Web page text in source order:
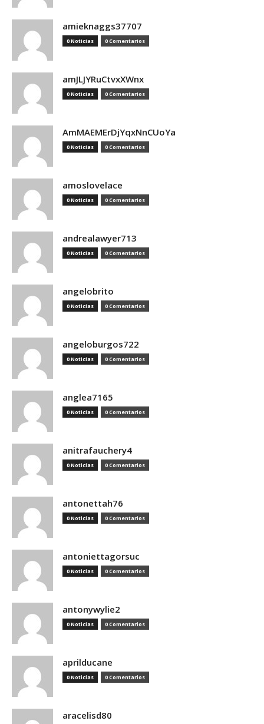
amieknaggs37707
0 Noticias 0 Comentarios
amJLJYRuCtvxXWnx
0 Noticias 0 Comentarios
AmMAEMErDjYqxNnCUoYa
0 Noticias 0 Comentarios
amoslovelace
0 Noticias 0 Comentarios
andrealawyer713
0 Noticias 0 Comentarios
angelobrito
0 Noticias 0 Comentarios
angeloburgos722
0 Noticias 0 Comentarios
anglea7165
0 Noticias 0 Comentarios
anitrafauchery4
0 Noticias 0 Comentarios
antonettah76
0 Noticias 0 Comentarios
antoniettagorsuc
0 Noticias 0 Comentarios
antonywylie2
0 Noticias 0 Comentarios
aprilducane
0 Noticias 0 Comentarios
aracelisd80